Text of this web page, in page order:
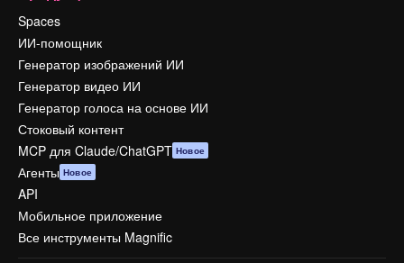
Spaces
ИИ-помощник
Генератор изображений ИИ
Генератор видео ИИ
Генератор голоса на основе ИИ
Стоковый контент
MCP для Claude/ChatGPT Новое
Агенты Новое
API
Мобильное приложение
Все инструменты Magnific